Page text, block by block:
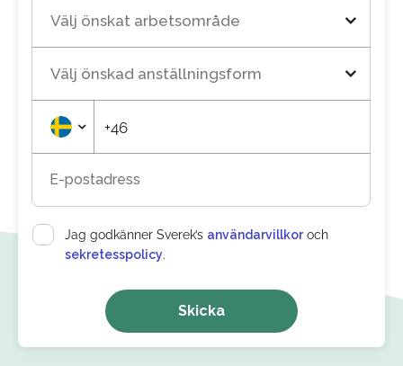
Välj önskat arbetsområde
Välj önskad anställningsform
+46
E-postadress
Jag godkänner Sverek’s användarvillkoroch
sekretesspolicy.
Skicka